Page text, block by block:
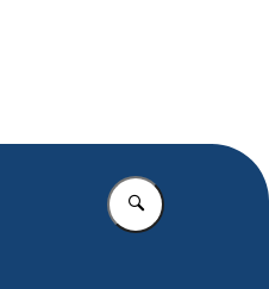
Vul in wat u